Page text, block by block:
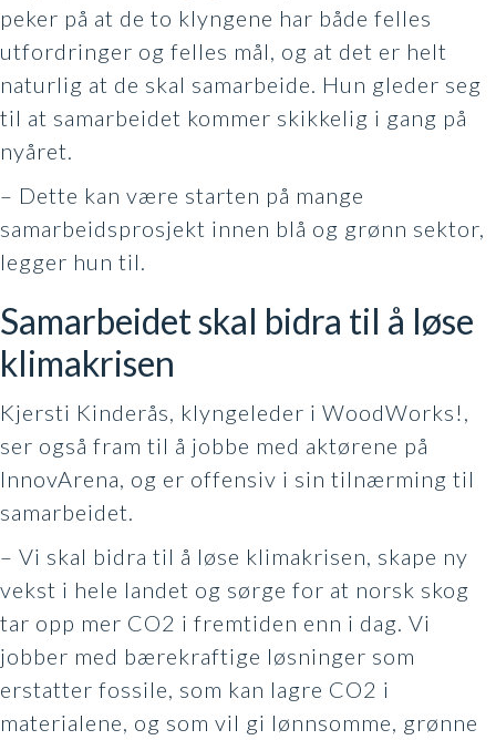
peker på at de to klyngene har både felles
utfordringer og felles mål, og at det er helt
naturlig at de skal samarbeide. Hun gleder seg
til at samarbeidet kommer skikkelig i gang på
nyåret.
– Dette kan være starten på mange
samarbeidsprosjekt innen blå og grønn sektor,
legger hun til.
Samarbeidet skal bidra til å løse
klimakrisen
Kjersti Kinderås, klyngeleder i WoodWorks!,
ser også fram til å jobbe med aktørene på
InnovArena, og er offensiv i sin tilnærming til
samarbeidet.
– Vi skal bidra til å løse klimakrisen, skape ny
vekst i hele landet og sørge for at norsk skog
tar opp mer CO2 i fremtiden enn i dag. Vi
jobber med bærekraftige løsninger som
erstatter fossile, som kan lagre CO2 i
materialene, og som vil gi lønnsomme, grønne